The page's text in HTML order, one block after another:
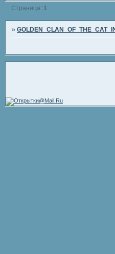
Страница: 1
»